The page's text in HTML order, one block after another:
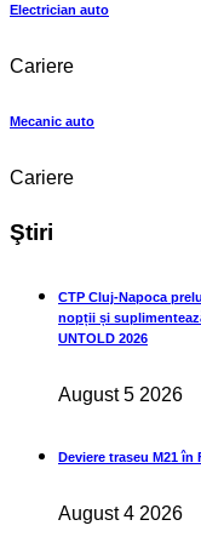
Electrician auto
Cariere
Mecanic auto
Cariere
Ştiri
CTP Cluj-Napoca
nopții și
UNTOLD 2026
August 5 2026
Deviere traseu M21 în
August 4 2026